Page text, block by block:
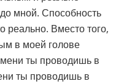
мной. Способность
реально. Вместо того,
в моей голове
ты проводишь в
ты проводишь в